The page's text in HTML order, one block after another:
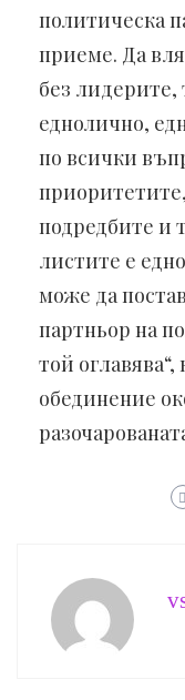
политическа
приеме. Да
без лидерите,
еднолично,
по всички
подредбите и
листите е
може да
партньор на
той
обединение